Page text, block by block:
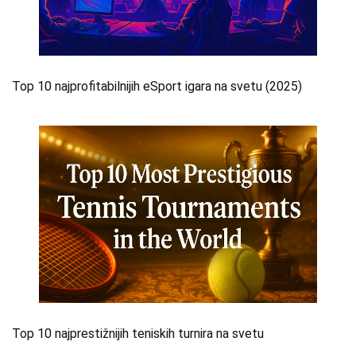
Top 10 najprofitabilnijih eSport igara na svetu (2025)
Top 10 najprestižnijih teniskih turnira na svetu